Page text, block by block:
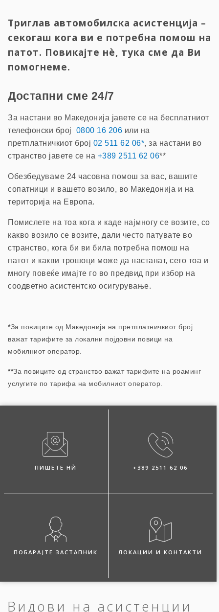
Триглав автомобилска асистенција –
секогаш кога ви е потребна помош на
патот. Повикајте нè, тука сме да Ви
помогнеме.
Достапни сме 24/7
За настани во Македонија јавете се на бесплатниот
телефонски број 0800 16 206 или на
претплатничкиот број 02 511 62 06*, за настани во
странство јавете се на +389 2511 62 06**
Обезбедуваме 24 часовна помош за вас, вашите
сопатници и вашето возило, во Македонија и на
територија на Европа.
П омислете на тоа кога и каде најмногу се возите, со
какво возило се возите, дали често патувате во
странство, кога би ви била потребна помош на
патот и какви трошоци може да настанат, сето тоа и
многу повеќе имајте го во предвид при избор на
соодветно асистентско осигурување.
*За повиците од Македонија на претплатничкиот број
важат тарифите за локални појдовни повици на
мобилниот оператор.
**За повиците од странство важат тарифите на роаминг
услугите по тарифа на мобилниот оператор.
ПИШЕТЕ НЍ +389 2511 62 06
ПОБАРАЈТЕ ЗАСТАПНИК ЛОКАЦИИ И КОНТАКТИ
Видови на асистенции